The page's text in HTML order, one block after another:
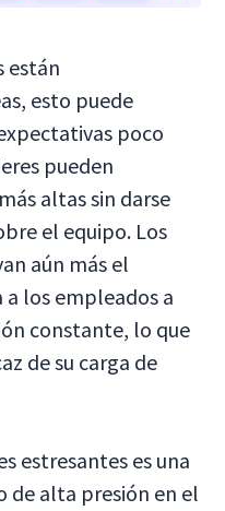
están
esto puede
poco
pueden
altas sin darse
el equipo. Los
aún más el
los empleados a
constante, lo que
de su carga de
estresantes es una
de alta presión en el